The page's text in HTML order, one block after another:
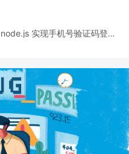
node.js 实现手机号验证码登录